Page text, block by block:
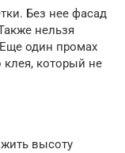
Без нее фасад
нельзя
один промах
который не
высоту